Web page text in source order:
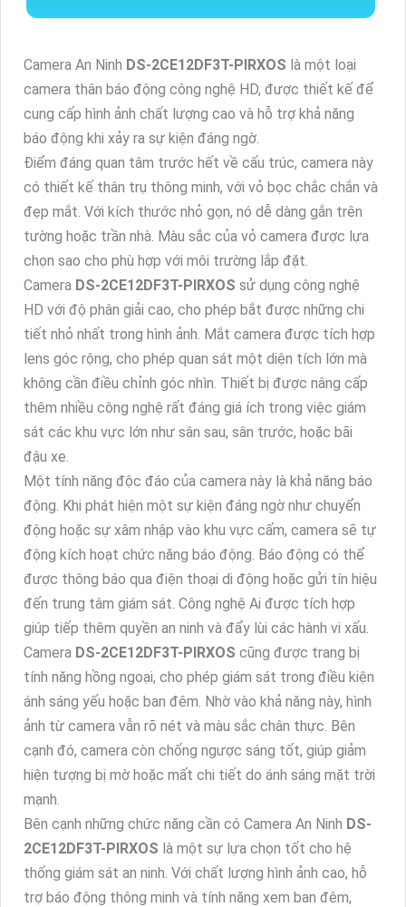
Camera An Ninh DS-2CE12DF3T-PIRXOS là một loại
camera thân báo động công nghệ HD, được thiết kế để
cung cấp hình ảnh chất lượng cao và hỗ trợ khả năng
báo động khi xảy ra sự kiện đáng ngờ.
Điểm đáng quan tâm trước hết về cấu trúc, camera này
có thiết kế thân trụ thông minh, với vỏ bọc chắc chắn và
đẹp mắt. Với kích thước nhỏ gọn, nó dễ dàng gắn trên
tường hoặc trần nhà. Màu sắc của vỏ camera được lựa
chọn sao cho phù hợp với môi trường lắp đặt.
Camera DS-2CE12DF3T-PIRXOS sử dụng công nghệ
HD với độ phân giải cao, cho phép bắt được những chi
tiết nhỏ nhất trong hình ảnh. Mắt camera được tích hợp
lens góc rộng, cho phép quan sát một diện tích lớn mà
không cần điều chỉnh góc nhìn. Thiết bị được nâng cấp
thêm nhiều công nghệ rất đáng giá ích trong việc giám
sát các khu vực lớn như sân sau, sân trước, hoặc bãi
đậu xe.
Một tính năng độc đáo của camera này là khả năng báo
động. Khi phát hiện một sự kiện đáng ngờ như chuyển
động hoặc sự xâm nhập vào khu vực cấm, camera sẽ tự
động kích hoạt chức năng báo động. Báo động có thể
được thông báo qua điện thoại di động hoặc gửi tín hiệu
đến trung tâm giám sát. Công nghệ Ai được tích hợp
giúp tiếp thêm quyền an ninh và đẩy lùi các hành vi xấu.
Camera DS-2CE12DF3T-PIRXOS cũng được trang bị
tính năng hồng ngoại, cho phép giám sát trong điều kiện
ánh sáng yếu hoặc ban đêm. Nhờ vào khả năng này, hình
ảnh từ camera vẫn rõ nét và màu sắc chân thực. Bên
cạnh đó, camera còn chống ngược sáng tốt, giúp giảm
hiện tượng bị mờ hoặc mất chi tiết do ánh sáng mặt trời
mạnh.
Bên cạnh những chức năng cần có Camera An Ninh DS-
2CE12DF3T-PIRXOS là một sự lựa chọn tốt cho hệ
thống giám sát an ninh. Với chất lượng hình ảnh cao, hỗ
trợ báo động thông minh và tính năng xem ban đêm,